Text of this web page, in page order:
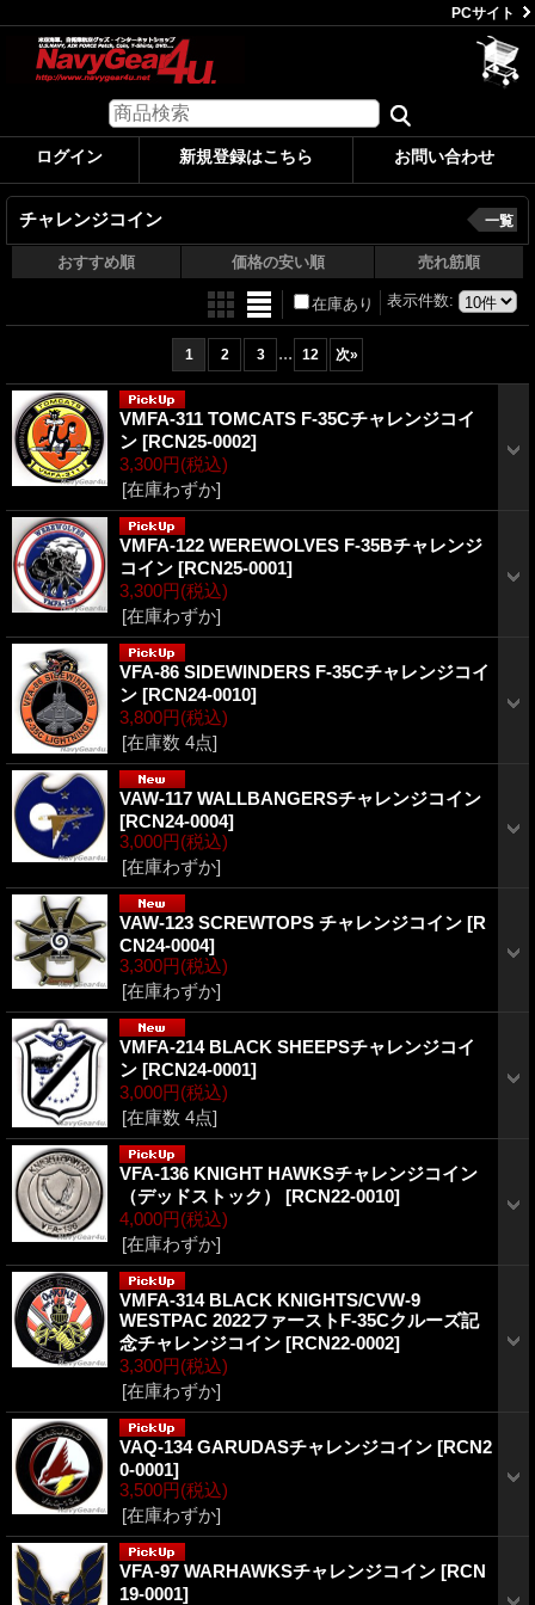
PCサイト
ログイン 新規登録はこちら お問い合わせ
チャレンジコイン 一覧
おすすめ順 価格の安い順 売れ筋順
表示件数:
在庫あり
1 2 3 ... 12 次»
VMFA-311 TOMCATS F-35Cチャレンジコイ
ン [RCN25-0002]
3,300円(税込)
[在庫わずか]
VMFA-122 WEREWOLVES F-35Bチャレンジ
コイン [RCN25-0001]
3,300円(税込)
[在庫わずか]
VFA-86 SIDEWINDERS F-35Cチャレンジコイ
ン [RCN24-0010]
3,800円(税込)
[在庫数 4点]
VAW-117 WALLBANGERSチャレンジコイン
[RCN24-0004]
3,000円(税込)
[在庫わずか]
VAW-123 SCREWTOPS チャレンジコイン [R
CN24-0004]
3,300円(税込)
[在庫わずか]
VMFA-214 BLACK SHEEPSチャレンジコイ
ン [RCN24-0001]
3,000円(税込)
[在庫数 4点]
VFA-136 KNIGHT HAWKSチャレンジコイン
（デッドストック） [RCN22-0010]
4,000円(税込)
[在庫わずか]
VMFA-314 BLACK KNIGHTS/CVW-9
WESTPAC 2022ファーストF-35Cクルーズ記
念チャレンジコイン [RCN22-0002]
3,300円(税込)
[在庫わずか]
VAQ-134 GARUDASチャレンジコイン [RCN2
0-0001]
3,500円(税込)
[在庫わずか]
VFA-97 WARHAWKSチャレンジコイン [RCN
19-0001]